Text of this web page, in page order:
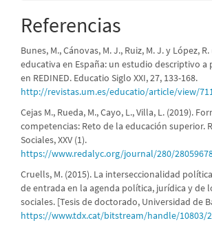
Referencias
Bunes, M., Cánovas, M. J., Ruiz, M. J. y López,
educativa en España: un estudio descriptivo
en REDINED. Educatio Siglo XXI, 27, 133-168.
http://revistas.um.es/educatio/article/view/
Cejas M., Rueda, M., Cayo, L., Villa, L. (2019).
competencias: Reto de la educación superior.
Sociales, XXV (1).
https://www.redalyc.org/journal/280/
Cruells, M. (2015). La interseccionalidad
de entrada en la agenda política, jurídica y de
sociales. [Tesis de doctorado, Universidad de
https://www.tdx.cat/bitstream/handle/10803/